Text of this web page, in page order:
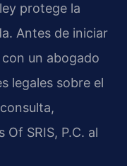
protege la
Antes de iniciar
un abogado
legales sobre el
SRIS, P.C. al